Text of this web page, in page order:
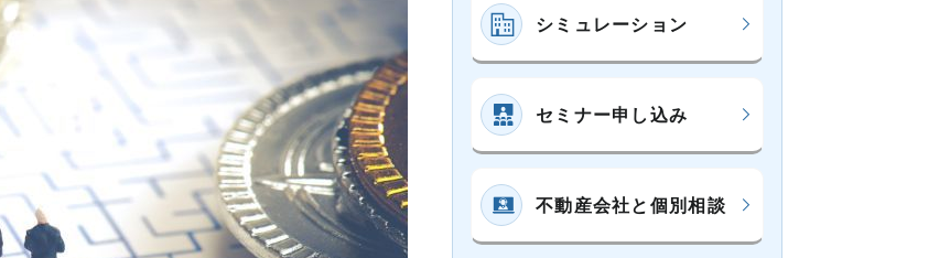
シミュレーション
セミナー申し込み
不動産会社と個別相談